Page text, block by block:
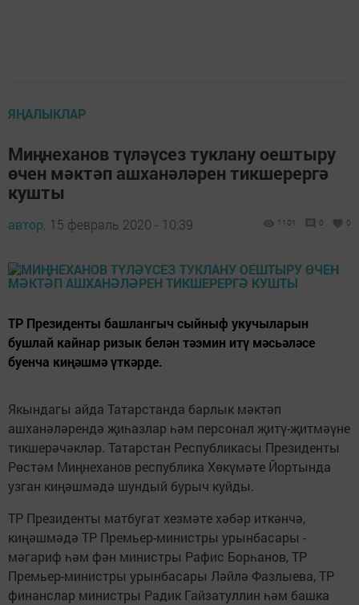
ЯҢАЛЫКЛАР
Миңнеханов түләүсез туклану оештыру
өчен мәктәп ашханәләрен тикшерергә
кушты
автор, 15 февраль 2020 - 10:39 1101 0 0
ТР Президенты башлангыч сыйныф укучыларын
бушлай кайнар ризык белән тәэмин итү мәсьәләсе
буенча киңәшмә үткәрде.
Якындагы айда Татарстанда барлык мәктәп
ашханәләрендә җиһазлар һәм персонал җитү-җитмәүне
тикшерәчәкләр. Татарстан Республикасы Президенты
Рөстәм Миңнеханов республика Хөкүмәте Йортында
узган киңәшмәдә шундый бурыч куйды.
ТР Президенты матбугат хезмәте хәбәр иткәнчә,
киңәшмәдә ТР Премьер-министры урынбасары -
мәгариф һәм фән министры Рафис Борһанов, ТР
Премьер-министры урынбасары Ләйлә Фазлыева, ТР
финанслар министры Радик Гайзатуллин һәм башка